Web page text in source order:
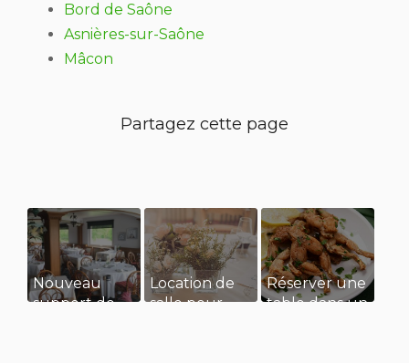
Bord de Saône
Asnières-sur-Saône
Mâcon
Nouveau
support de
Location de
salle pour
Réserver une
table dans un